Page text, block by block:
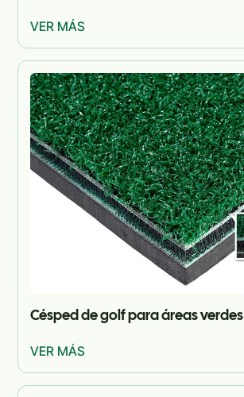
VER MÁS
Césped de golf para áreas verdes
VER MÁS